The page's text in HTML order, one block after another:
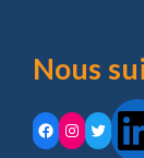
Nous
Facebook
Instagram